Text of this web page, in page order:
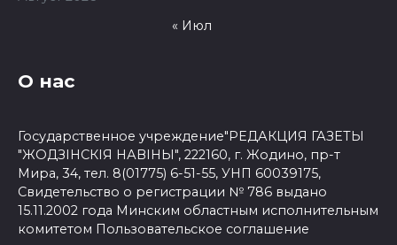
« Июл
О нас
Государственное учреждение"РЕДАКЦИЯ ГАЗЕТЫ
"ЖОДЗІНСКІЯ НАВІНЫ", 222160, г. Жодино, пр-т
Мира, 34, тел. 8(01775) 6-51-55, УНП 60039175,
Свидетельство о регистрации № 786 выдано
15.11.2002 года Минским областным исполнительным
комитетом Пользовательское соглашение